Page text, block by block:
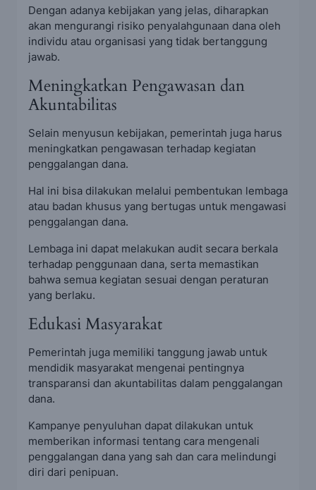
Dengan adanya kebijakan yang jelas, diharapkan
akan mengurangi risiko penyalahgunaan dana oleh
individu atau organisasi yang tidak bertanggung
jawab.
Meningkatkan Pengawasan dan
Akuntabilitas
Selain menyusun kebijakan, pemerintah juga harus
meningkatkan pengawasan terhadap kegiatan
penggalangan dana.
Hal ini bisa dilakukan melalui pembentukan lembaga
atau badan khusus yang bertugas untuk mengawasi
penggalangan dana.
Lembaga ini dapat melakukan audit secara berkala
terhadap penggunaan dana, serta memastikan
bahwa semua kegiatan sesuai dengan peraturan
yang berlaku.
Edukasi Masyarakat
Pemerintah juga memiliki tanggung jawab untuk
mendidik masyarakat mengenai pentingnya
transparansi dan akuntabilitas dalam penggalangan
dana.
Kampanye penyuluhan dapat dilakukan untuk
memberikan informasi tentang cara mengenali
penggalangan dana yang sah dan cara melindungi
diri dari penipuan.